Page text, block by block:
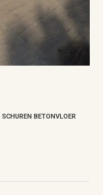
SCHUREN BETONVLOER